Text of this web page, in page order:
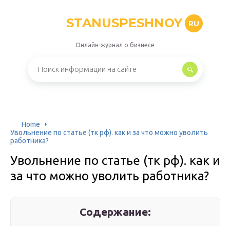
STANUSPESHNOY RU
Онлайн-журнал о бизнесе
Home
Увольнение по статье (тк рф). как и за что можно уволить
работника?
Увольнение по статье (тк рф). как и
за что можно уволить работника?
Содержание: